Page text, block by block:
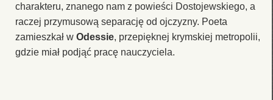
charakteru, znanego nam z powieści Dostojewskiego, a
raczej przymusową separację od ojczyzny. Poeta
zamieszkał w Odessie, przepięknej krymskiej metropolii,
gdzie miał podjąć pracę nauczyciela.